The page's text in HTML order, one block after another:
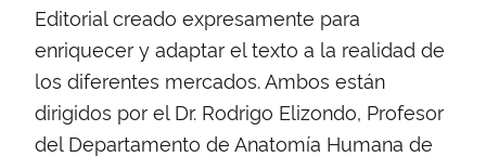
Editorial creado expresamente para
enriquecer y adaptar el texto a la realidad de
los diferentes mercados. Ambos están
dirigidos por el Dr. Rodrigo Elizondo, Profesor
del Departamento de Anatomía Humana de